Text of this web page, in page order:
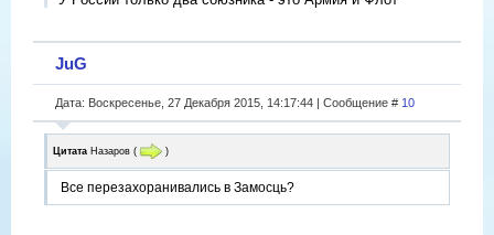
JuG
Дата: Воскресенье, 27 Декабря 2015, 14:17:44 | Сообщение # 10
Цитата Назаров ( )
Все перезахоранивались в Замосць?